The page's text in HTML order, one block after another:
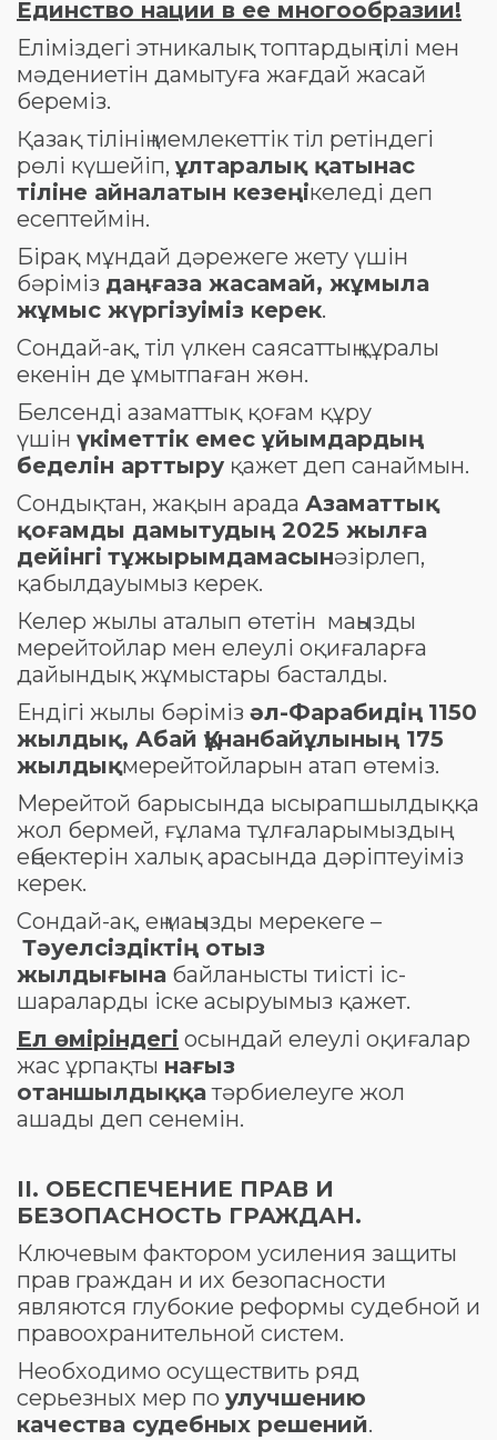
Единство нации в ее многообразии!
Еліміздегі этникалық топтардың тілі мен
мәдениетін дамытуға жағдай жасай
береміз.
Қазақ тілінің мемлекеттік тіл ретіндегі
рөлі күшейіп,ұлтаралық қатынас
тіліне айналатын кезеңікеледі деп
есептеймін.
Бірақ мұндай дәрежеге жету үшін
бәріміз даңғаза жасамай, жұмыла
жұмыс жүргізуіміз керек.
Сондай-ақ, тіл үлкен саясаттың құралы
екенін де ұмытпаған жөн.
Белсенді азаматтық қоғам құру
үшін үкіметтік емес ұйымдардың
беделін арттыру қажет деп санаймын.
Сондықтан, жақын арада Азаматтық
қоғамды дамытудың 2025 жылға
дейінгі тұжырымдамасынәзірлеп,
қабылдауымыз керек.
Келер жылы аталып өтетін маңызды
мерейтойлар мен елеулі оқиғаларға
дайындық жұмыстары басталды.
Ендігі жылы бәріміз әл-Фарабидің 1150
жылдық, Абай Құнанбайұлының 175
жылдықмерейтойларын атап өтеміз.
Мерейтой барысында ысырапшылдыққа
жол бермей, ғұлама тұлғаларымыздың
еңбектерін халық арасында дәріптеуіміз
керек.
Сондай-ақ, ең маңызды мерекеге –
Тәуелсіздіктің отыз
жылдығына байланысты тиісті іс-
шараларды іске асыруымыз қажет.
Ел өміріндегі осындай елеулі оқиғалар
жас ұрпақты нағыз
отаншылдыққатәрбиелеуге жол
ашады деп сенемін.
II. ОБЕСПЕЧЕНИЕ ПРАВ И
БЕЗОПАСНОСТЬ ГРАЖДАН.
Ключевым фактором усиления защиты
прав граждан и их безопасности
являются глубокие реформы судебной и
правоохранительной систем.
Необходимо осуществить ряд
серьезных мер по улучшению
качества судебных решений.